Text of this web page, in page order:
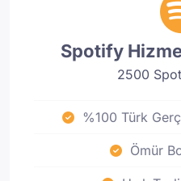
Spotify
2500
%100 Türk
Ömür